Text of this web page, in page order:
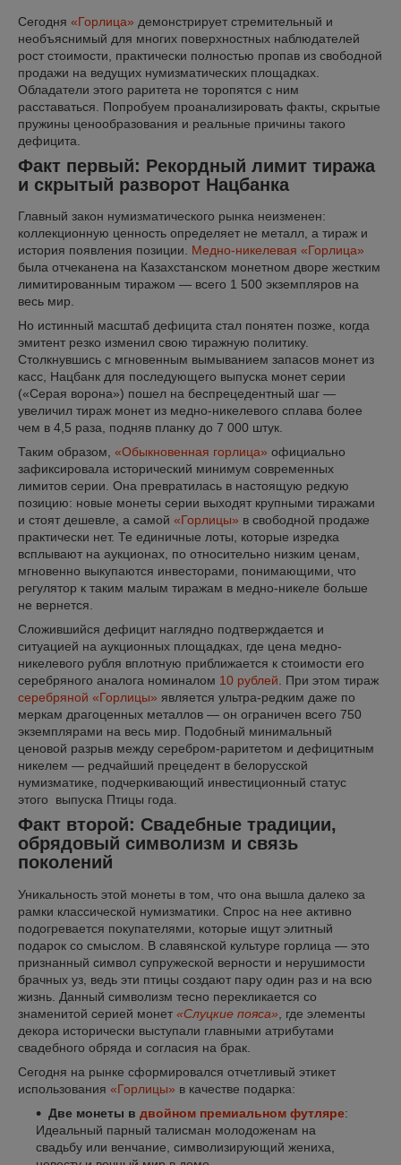
Сегодня «Горлица» демонстрирует стремительный и
необъяснимый для многих поверхностных наблюдателей
рост стоимости, практически полностью пропав из свободной
продажи на ведущих нумизматических площадках.
Обладатели этого раритета не торопятся с ним
расставаться. Попробуем проанализировать факты, скрытые
пружины ценообразования и реальные причины такого
дефицита.
Факт первый: Рекордный лимит тиража
и скрытый разворот Нацбанка
Главный закон нумизматического рынка неизменен:
коллекционную ценность определяет не металл, а тираж и
история появления позиции. Медно-никелевая «Горлица»
была отчеканена на Казахстанском монетном дворе жестким
лимитированным тиражом — всего 1 500 экземпляров на
весь мир.
Но истинный масштаб дефицита стал понятен позже, когда
эмитент резко изменил свою тиражную политику.
Столкнувшись с мгновенным вымыванием запасов монет из
касс, Нацбанк для последующего выпуска монет серии
(«Серая ворона») пошел на беспрецедентный шаг —
увеличил тираж монет из медно-никелевого сплава более
чем в 4,5 раза, подняв планку до 7 000 штук.
Таким образом, «Обыкновенная горлица» официально
зафиксировала исторический минимум современных
лимитов серии. Она превратилась в настоящую редкую
позицию: новые монеты серии выходят крупными тиражами
и стоят дешевле, а самой «Горлицы» в свободной продаже
практически нет. Те единичные лоты, которые изредка
всплывают на аукционах, по относительно низким ценам,
мгновенно выкупаются инвесторами, понимающими, что
регулятор к таким малым тиражам в медно-никеле больше
не вернется.
Сложившийся дефицит наглядно подтверждается и
ситуацией на аукционных площадках, где цена медно-
никелевого рубля вплотную приближается к стоимости его
серебряного аналога номиналом 10 рублей. При этом тираж
серебряной «Горлицы» является ультра-редким даже по
меркам драгоценных металлов — он ограничен всего 750
экземплярами на весь мир. Подобный минимальный
ценовой разрыв между серебром-раритетом и дефицитным
никелем — редчайший прецедент в белорусской
нумизматике, подчеркивающий инвестиционный статус
этого выпуска Птицы года.
Факт второй: Свадебные традиции,
обрядовый символизм и связь
поколений
Уникальность этой монеты в том, что она вышла далеко за
рамки классической нумизматики. Спрос на нее активно
подогревается покупателями, которые ищут элитный
подарок со смыслом. В славянской культуре горлица — это
признанный символ супружеской верности и нерушимости
брачных уз, ведь эти птицы создают пару один раз и на всю
жизнь. Данный символизм тесно перекликается со
знаменитой серией монет «Слуцкие пояса» , где элементы
декора исторически выступали главными атрибутами
свадебного обряда и согласия на брак.
Сегодня на рынке сформировался отчетливый этикет
использования «Горлицы» в качестве подарка:
Две монеты в двойном премиальном футляре:
Идеальный парный талисман молодоженам на
свадьбу или венчание, символизирующий жениха,